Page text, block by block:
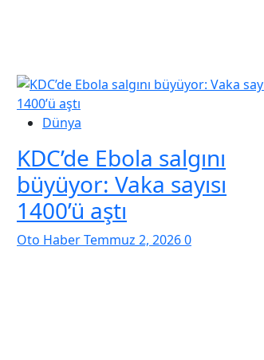
Dünya
KDC’de Ebola salgını
büyüyor: Vaka sayısı
1400’ü aştı
Oto HaberTemmuz 2, 20260